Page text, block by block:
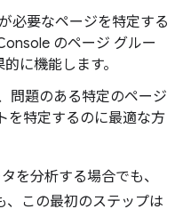
必要なページを特定する
のページ グルー
に機能します。
問題のある特定のページ
を特定するのに最適な方
を分析する場合でも、
、この最初のステップは